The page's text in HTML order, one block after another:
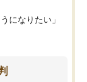
になりたい」